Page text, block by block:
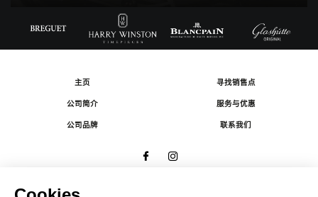
主页
公司简介
公司品牌
寻找销售点
服务与优惠
联系我们